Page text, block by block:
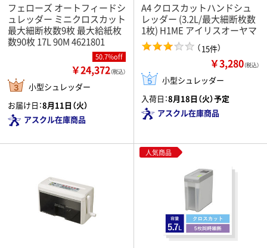
フェローズ オートフィードシ
ュレッダー ミニクロスカット
最大細断枚数9枚 最大給紙枚
数90枚 17L 90M 4621801
50.7%off
￥24,372（税込）
小型シュレッダー
お届け日：8月11日（火）
アスクル在庫商品
A4 クロスカットハンドシュ
レッダー (3.2L/最大細断枚数
1枚) H1ME アイリスオーヤマ
（15件）
￥3,280（税込）
小型シュレッダー
入荷日：8月18日（火）予定
アスクル在庫商品
人気商品